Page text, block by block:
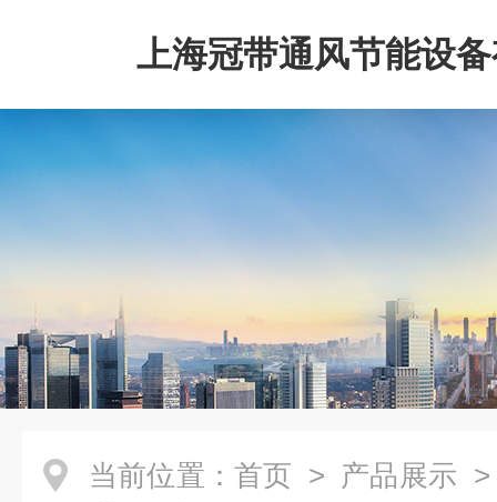
上海冠带通风节能设
司
当前位置： 首页 > 产品展示